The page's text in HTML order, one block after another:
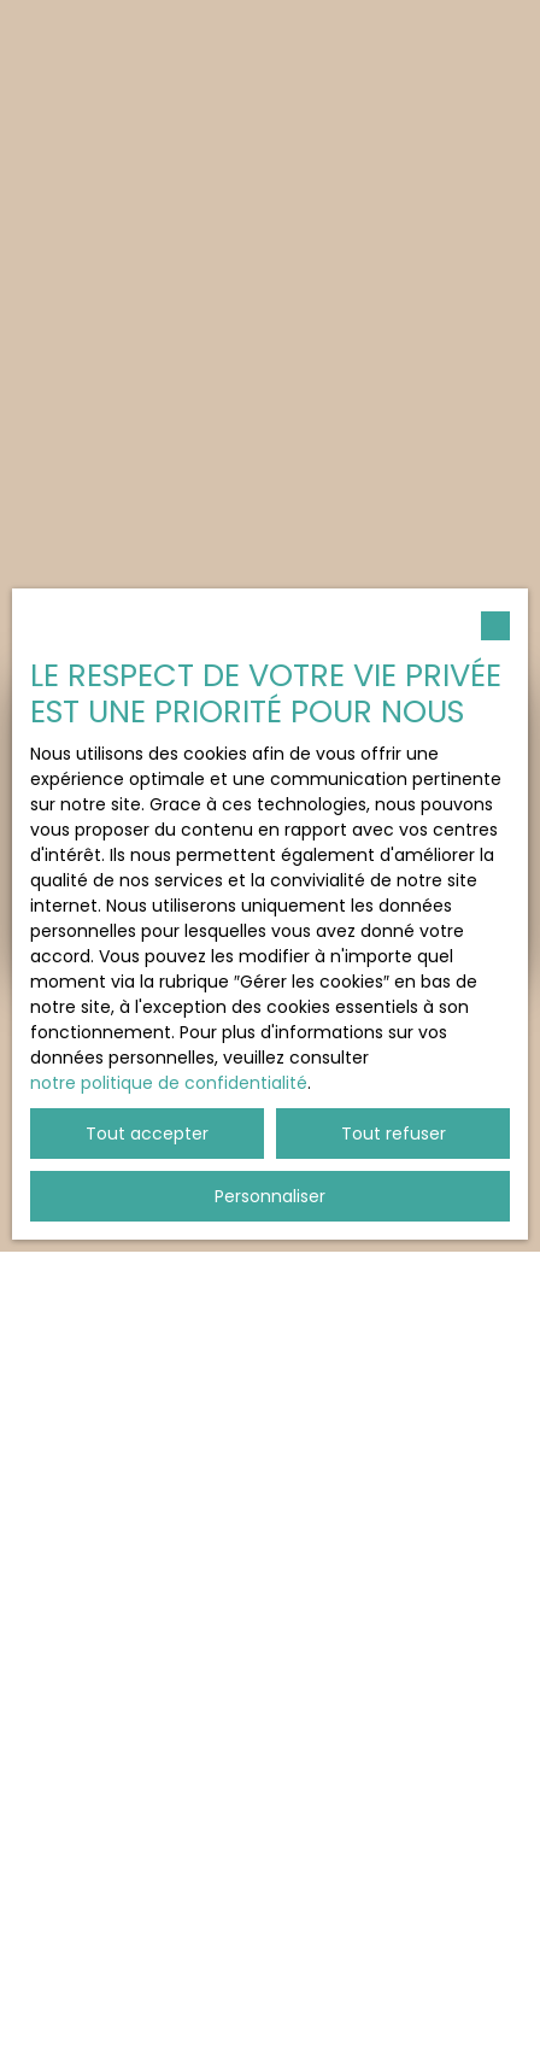
Besoin d’une
estimation de votre bien ?
Adresse de votre bien
Estimer mon bien
LE RESPECT DE VOTRE VIE PRIVÉE
EST UNE PRIORITÉ POUR NOUS
Nous utilisons des cookies afin de vous offrir une
expérience optimale et une communication pertinente
sur notre site. Grace à ces technologies, nous pouvons
vous proposer du contenu en rapport avec vos centres
d'intérêt. Ils nous permettent également d'améliorer la
qualité de nos services et la convivialité de notre site
internet. Nous utiliserons uniquement les données
personnelles pour lesquelles vous avez donné votre
accord. Vous pouvez les modifier à n'importe quel
moment via la rubrique ″Gérer les cookies″ en bas de
notre site, à l'exception des cookies essentiels à son
fonctionnement. Pour plus d'informations sur vos
données personnelles, veuillez consulter
notre politique de confidentialité.
Tout accepter Tout refuser
Personnaliser